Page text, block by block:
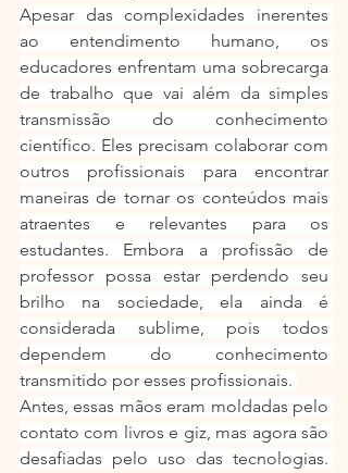
Apesar das complexidades inerentes
ao entendimento humano, os
educadores enfrentam uma sobrecarga
de trabalho que vai além da simples
transmissão do conhecimento
científico. Eles precisam colaborar com
outros profissionais para encontrar
maneiras de tornar os conteúdos mais
atraentes e relevantes para os
estudantes. Embora a profissão de
professor possa estar perdendo seu
brilho na sociedade, ela ainda é
considerada sublime, pois todos
dependem do conhecimento
transmitido por esses profissionais.
Antes, essas mãos eram moldadas pelo
contato com livros e giz, mas agora são
desafiadas pelo uso das tecnologias.